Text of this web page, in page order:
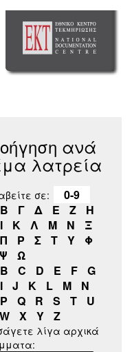
ανά
λατρεία
σε:
0-9
Β Γ Δ Ε Ζ
Η
Ι Κ Λ Μ Ν
Ξ
Π Ρ Σ Τ Υ
Φ
Ψ
Ω
B C D E F
G
I J K L M
N
P Q R S T
U
W X Y Z
λίγα αρχικά